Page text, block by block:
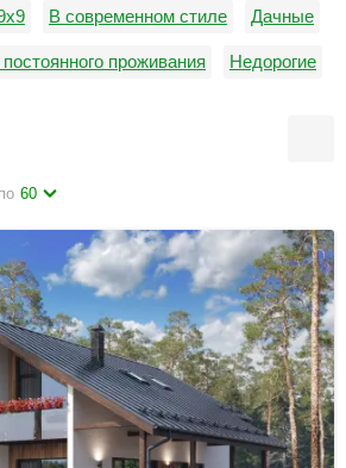
В современном стиле Дачные
проживания Недорогие
60